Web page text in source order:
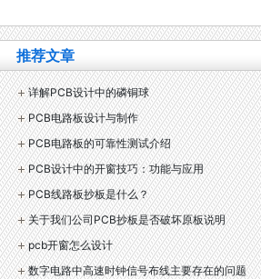
推荐文章
详解PCB设计中的磷铜球
PCB电路板设计与制作
PCB电路板的可靠性测试介绍
PCB设计中的开窗技巧：功能与应用
PCB线路板抄板是什么？
关于我们公司PCB抄板是否破坏原板说明
pcb开窗怎么设计
数字电路中高速时钟信号布线主要存在的问题